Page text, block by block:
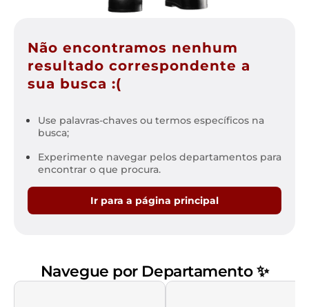
Não encontramos nenhum
resultado correspondente a
sua busca :(
Use palavras-chaves ou termos específicos na
busca;
Experimente navegar pelos departamentos para
encontrar o que procura.
Ir para a página principal
Navegue por Departamento ✨